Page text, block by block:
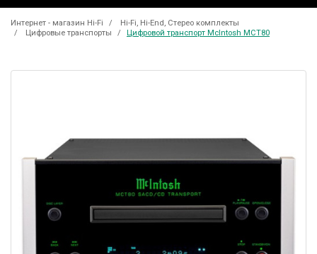
Интернет - магазин Hi-Fi
Hi-Fi, Hi-End, Стерео комплекты
Цифровые транспорты
Цифровой транспорт McIntosh MCT80